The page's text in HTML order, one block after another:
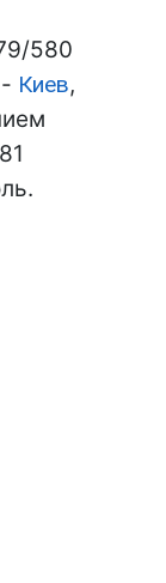
580
Киев,